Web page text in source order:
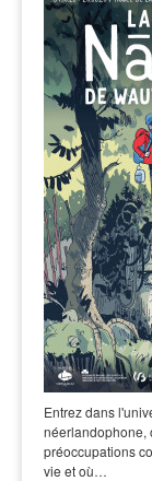
Entrez dans
néerlandophone,
préoccupations
vie et où…